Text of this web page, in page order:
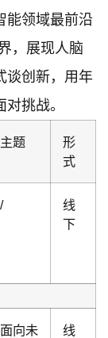
能领域最前沿
，展现人脑
谈创新，用年
挑战。
主题
形
式
/
线
下
面向未
线